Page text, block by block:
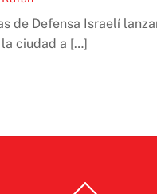
de Defensa Israelí
ciudad a […]